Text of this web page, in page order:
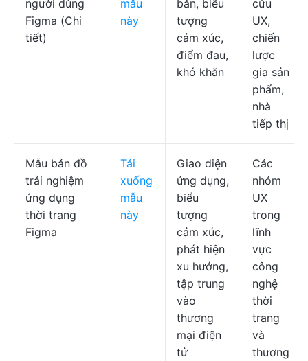
người dùng
Figma (Chi
tiết)
mẫu
này
bản, biểu
tượng
cảm xúc,
điểm đau,
khó khăn
cứu
UX,
chiến
lược
gia sản
phẩm,
nhà
tiếp thị
Mẫu bản đồ
trải nghiệm
ứng dụng
thời trang
Figma
Tải
xuống
mẫu
này
Giao diện
ứng dụng,
biểu
tượng
cảm xúc,
phát hiện
xu hướng,
tập trung
vào
thương
mại điện
tử
Các
nhóm
UX
trong
lĩnh
vực
công
nghệ
thời
trang
và
thương